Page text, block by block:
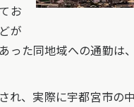
お
が
た同地域への通勤は
、実際に宇都宮市の